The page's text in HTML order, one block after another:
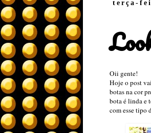
terça-
Oii gente!
Hoje o post
botas na cor
bota é linda e
com esse tipo